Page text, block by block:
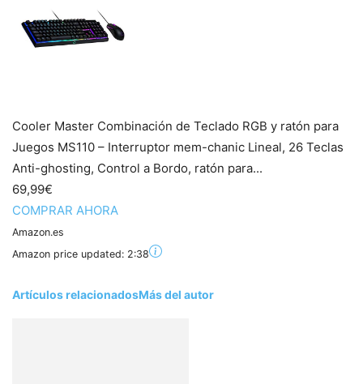
Cooler Master Combinación de Teclado RGB y ratón para
Juegos MS110 – Interruptor mem-chanic Lineal, 26 Teclas
Anti-ghosting, Control a Bordo, ratón para...
69,99€
COMPRAR AHORA
Amazon.es
Amazon price updated: 2:38
Artículos relacionadosMás del autor